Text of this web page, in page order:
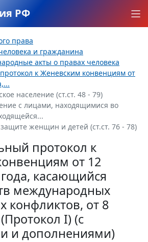
РФ
права
и гражданина
акты о правах человека
к Женевским конвенциям от
население (ст.ст. 48 - 79)
с лицами, находящимися во
женщин и детей (ст.ст. 76 - 78)
протокол к
от 12
года, касающийся
международных
конфликтов, от 8
I) (с
и дополнениями)